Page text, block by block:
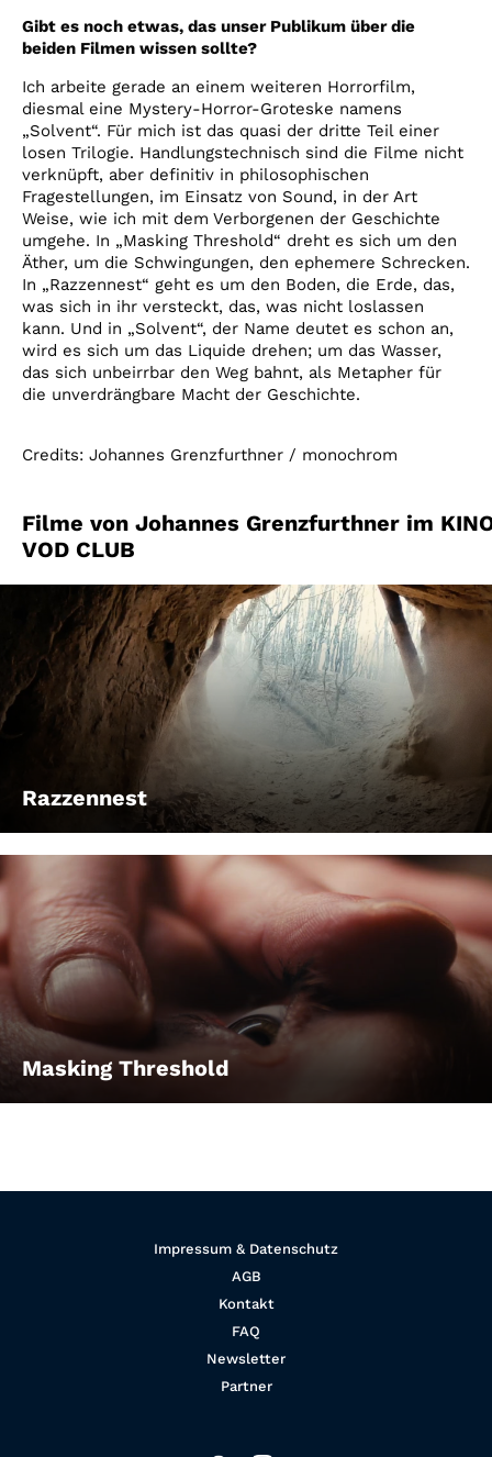
Gibt es noch etwas, das unser Publikum über die
beiden Filmen wissen sollte?
Ich arbeite gerade an einem weiteren Horrorfilm,
diesmal eine Mystery-Horror-Groteske namens
„Solvent“. Für mich ist das quasi der dritte Teil einer
losen Trilogie. Handlungstechnisch sind die Filme nicht
verknüpft, aber definitiv in philosophischen
Fragestellungen, im Einsatz von Sound, in der Art
Weise, wie ich mit dem Verborgenen der Geschichte
umgehe. In „Masking Threshold“ dreht es sich um den
Äther, um die Schwingungen, den ephemere Schrecken.
In „Razzennest“ geht es um den Boden, die Erde, das,
was sich in ihr versteckt, das, was nicht loslassen
kann. Und in „Solvent“, der Name deutet es schon an,
wird es sich um das Liquide drehen; um das Wasser,
das sich unbeirrbar den Weg bahnt, als Metapher für
die unverdrängbare Macht der Geschichte.
Credits: Johannes Grenzfurthner / monochrom
Filme von Johannes Grenzfurthner im
VOD CLUB
Razzennest
Masking Threshold
Impressum & Datenschutz
AGB
Kontakt
FAQ
Newsletter
Partner